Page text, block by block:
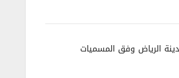
الرياض وفق المسميات